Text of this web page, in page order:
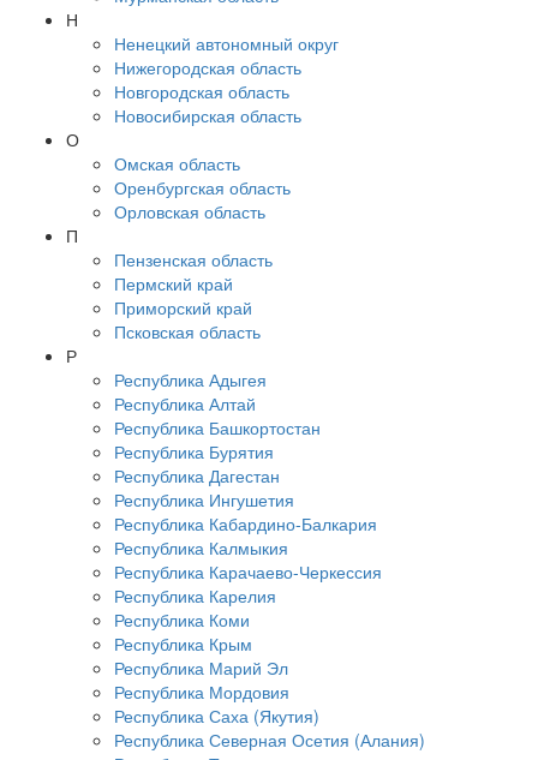
Н
Ненецкий автономный округ
Нижегородская область
Новгородская область
Новосибирская область
О
Омская область
Оренбургская область
Орловская область
П
Пензенская область
Пермский край
Приморский край
Псковская область
Р
Республика Адыгея
Республика Алтай
Республика Башкортостан
Республика Бурятия
Республика Дагестан
Республика Ингушетия
Республика Кабардино-Балкария
Республика Калмыкия
Республика Карачаево-Черкессия
Республика Карелия
Республика Коми
Республика Крым
Республика Марий Эл
Республика Мордовия
Республика Саха (Якутия)
Республика Северная Осетия (Алания)